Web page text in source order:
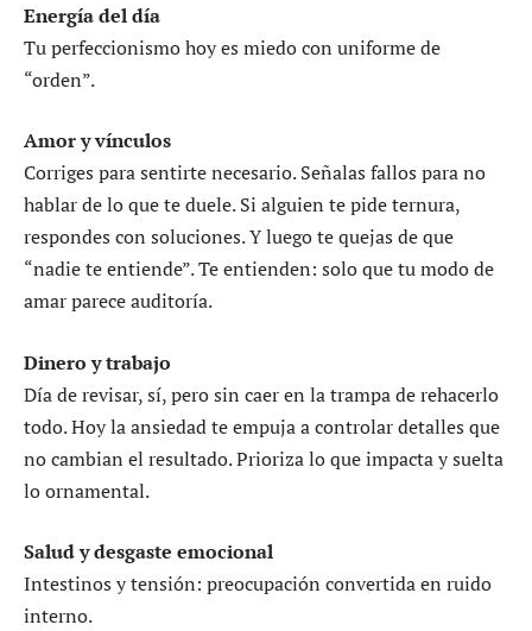
Energía del día
Tu perfeccionismo hoy es miedo con uniforme de
“orden”.
Amor y vínculos
Corriges para sentirte necesario. Señalas fallos para no
hablar de lo que te duele. Si alguien te pide ternura,
respondes con soluciones. Y luego te quejas de que
“nadie te entiende”. Te entienden: solo que tu modo de
amar parece auditoría.
Dinero y trabajo
Día de revisar, sí, pero sin caer en la trampa de rehacerlo
todo. Hoy la ansiedad te empuja a controlar detalles que
no cambian el resultado. Prioriza lo que impacta y suelta
lo ornamental.
Salud y desgaste emocional
Intestinos y tensión: preocupación convertida en ruido
interno.